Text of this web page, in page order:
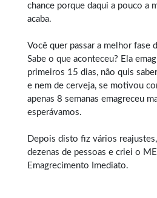
chance porque daqui a pouco a
acaba.
Você quer passar a melhor fase
Sabe o que aconteceu? Ela
primeiros 15 dias, não quis
e nem de cerveja, se motivou
apenas 8 semanas emagreceu
esperávamos.
Depois disto fiz vários
dezenas de pessoas e criei o
Emagrecimento Imediato.